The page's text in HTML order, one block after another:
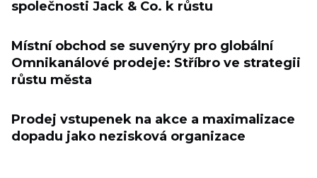
společnosti Jack & Co. k růstu
Místní obchod se suvenýry pro globální
Omnikanálové prodeje: Stříbro ve strategii
růstu města
Prodej vstupenek na akce a maximalizace
dopadu jako nezisková organizace